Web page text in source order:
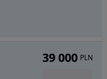
39 000 PLN